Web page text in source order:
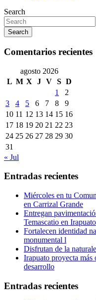
Search
Search
Comentarios recientes
agosto 2026
L M X J V S D
1
2
3
4 5 6 7 8
9
10 11 12 13 14 15 16
17 18 19 20 21 22 23
24 25 26 27 28 29 30
31
« Jul
Entradas recientes
Miércoles en tu
en Carrizal Grande
Entregan
Temascatio en Irapuato
Fortalecen identidad
monumental l
Disfrutan de la
Irapuato proyecta más
desarrollo
Entradas recientes